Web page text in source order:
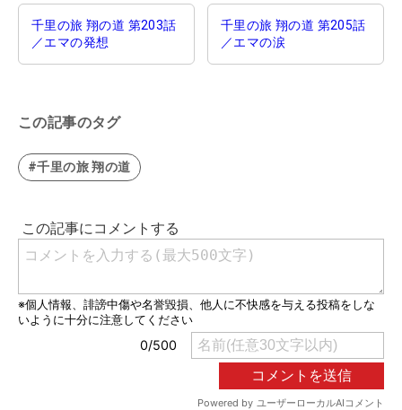
千里の旅 翔の道 第203話
／エマの発想
千里の旅 翔の道 第205話
／エマの涙
この記事のタグ
#千里の旅 翔の道